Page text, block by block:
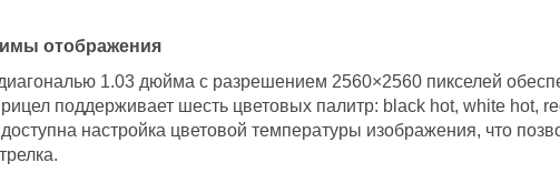
отображения
1.03 дюйма с разрешением 2560×2560 пикселей
поддерживает шесть цветовых палитр: black hot, white hot,
настройка цветовой температуры изображения, что